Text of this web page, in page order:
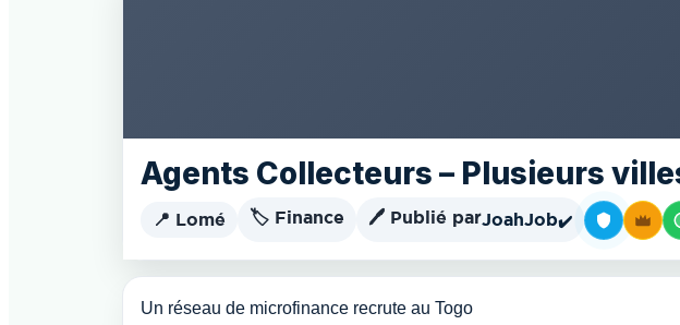
Agents Collecteurs – Plusieurs
📍 Lomé 🏷️ Finance 🖊️ Publié parJoahJob✔️
Un réseau de microfinance recrute au Togo